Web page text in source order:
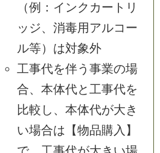
（例：インクカートリ
ッジ、消毒用アルコー
ル等）は対象外
工事代を伴う事業の場
合、本体代と工事代を
比較し、本体代が大き
い場合は【物品購入】